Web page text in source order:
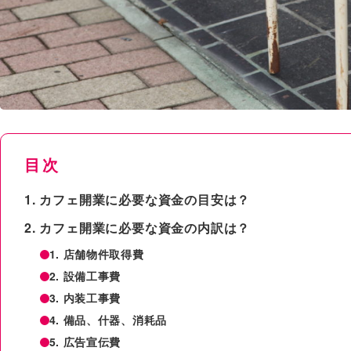
目次
カフェ開業に必要な資金の目安は？
カフェ開業に必要な資金の内訳は？
1. 店舗物件取得費
2. 設備工事費
3. 内装工事費
4. 備品、什器、消耗品
5. 広告宣伝費